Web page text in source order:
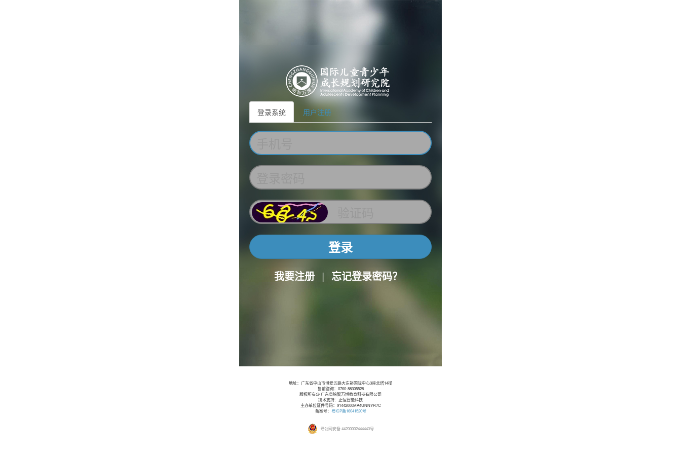
登录系统 用户注册
登录
我要注册 | 忘记登录密码？
地址：广东省中山市博爱五路大东裕国际中心3座北塔14楼
售前咨询：0760-88305528
版权所有@ 广东省铭智万博教育科技有限公司
技术支持：正恒智能科技
主办单位证件号码：91442000MA4UNNYR7C
备案号： 粤ICP备16041520号
粤公网安备 44200002444443号